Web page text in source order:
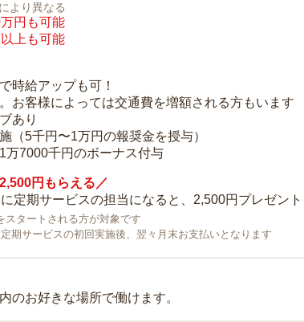
より異なる
円も可能
上も可能
時給アップも可！
お客様によっては交通費を増額される方もいます
あり
（5千円〜1万円の報奨金を授与）
万7000千円のボーナス付与
円もらえる／
定期サービスの担当になると、2,500円プレゼント
スタートされる方が対象です
期サービスの初回実施後、翌々月末お支払いとなります
のお好きな場所で働けます。